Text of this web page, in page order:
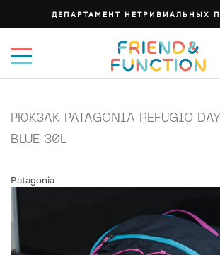
ДЕПАРТАМЕНТ НЕТРИВИАЛЬНЫХ
РЮКЗАК PATAGONIA REFUGIO
BLUE 30L
Patagonia